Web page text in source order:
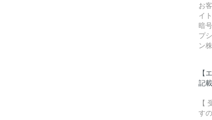
お
イ
暗
プ
ン
【
記
【
す